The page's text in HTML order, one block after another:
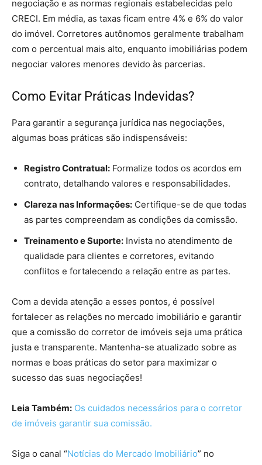
negociação e as normas regionais estabelecidas pelo
CRECI. Em média, as taxas ficam entre 4% e 6% do valor
do imóvel. Corretores autônomos geralmente trabalham
com o percentual mais alto, enquanto imobiliárias podem
negociar valores menores devido às parcerias.
Como Evitar Práticas Indevidas?
Para garantir a segurança jurídica nas negociações,
algumas boas práticas são indispensáveis:
Registro Contratual: Formalize todos os acordos em
contrato, detalhando valores e responsabilidades.
Clareza nas Informações: Certifique-se de que todas
as partes compreendam as condições da comissão.
Treinamento e Suporte: Invista no atendimento de
qualidade para clientes e corretores, evitando
conflitos e fortalecendo a relação entre as partes.
Com a devida atenção a esses pontos, é possível
fortalecer as relações no mercado imobiliário e garantir
que a comissão do corretor de imóveis seja uma prática
justa e transparente. Mantenha-se atualizado sobre as
normas e boas práticas do setor para maximizar o
sucesso das suas negociações!
Leia Também: Os cuidados necessários para o corretor
de imóveis garantir sua comissão.
Siga o canal “Notícias do Mercado Imobiliário” no